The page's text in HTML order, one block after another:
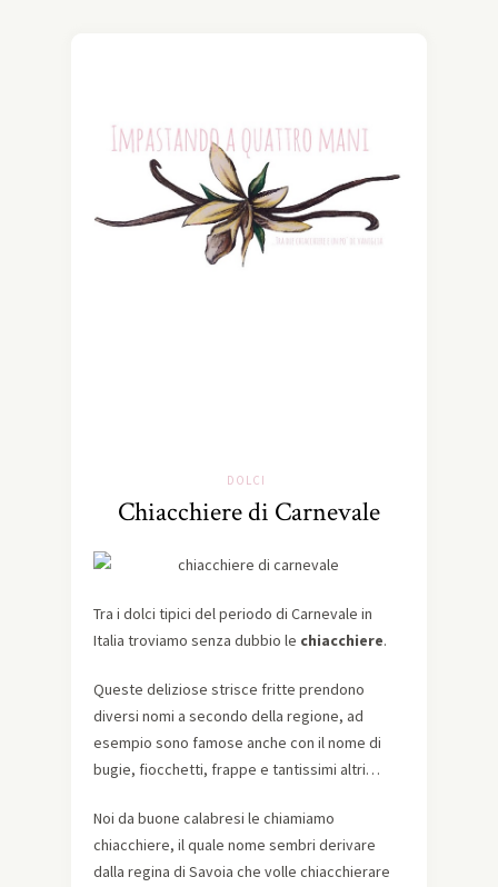
DOLCI
Chiacchiere di Carnevale
Tra i dolci tipici del periodo di Carnevale in
Italia troviamo senza dubbio le chiacchiere.
Queste deliziose strisce fritte prendono
diversi nomi a secondo della regione, ad
esempio sono famose anche con il nome di
bugie, fiocchetti, frappe e tantissimi altri…
Noi da buone calabresi le chiamiamo
chiacchiere, il quale nome sembri derivare
dalla regina di Savoia che volle chiacchierare